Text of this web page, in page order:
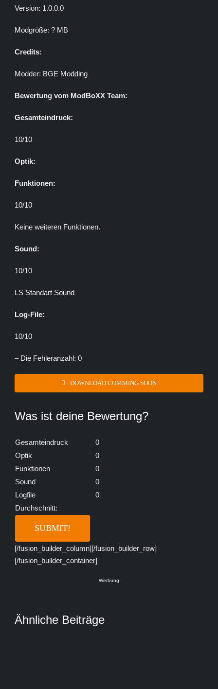
Version: 1.0.0.0
Modgröße: ? MB
Credits:
Modder: BGE Modding
Bewertung vom ModBoXX Team:
Gesamteindruck:
10/10
Optik:
Funktionen:
10/10
Keine weiteren Funktionen.
Sound:
10/10
LS Standart Sound
Log-File:
10/10
– Die Fehleranzahl: 0
DOWNLOAD COMMING SOON
Was ist deine Bewertung?
Gesamteindruck
0
Optik
0
Funktionen
0
Sound
0
Logfile
0
Durchschnitt:
[/fusion_builder_column][/fusion_builder_row]
[/fusion_builder_container]
Werbung
Ähnliche Beiträge